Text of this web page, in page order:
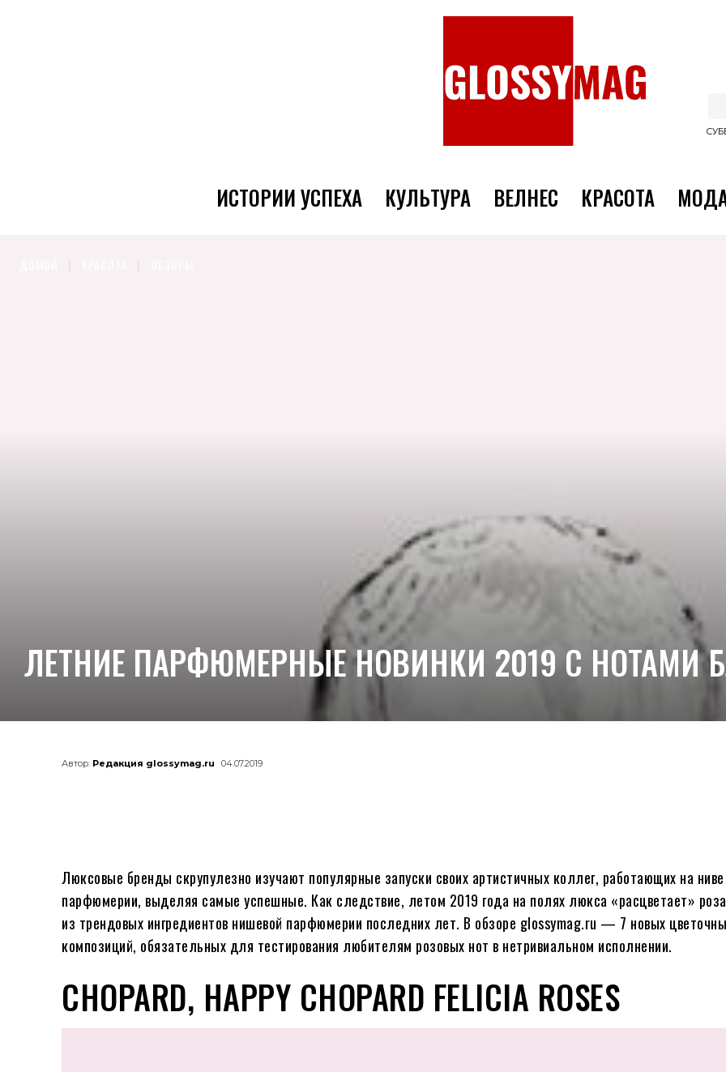
ИСТОРИИ УСПЕХА КУЛЬТУРА ВЕЛНЕС КРАСОТА
ЛЕТНИЕ ПАРФЮМЕРНЫЕ НОВИНКИ 2019 С НОТАМИ
Автор: Редакция glossymag.ru 04.07.2019
Люксовые бренды скрупулезно изучают популярные запуски своих артистичных коллег, работающих на
парфюмерии, выделяя самые успешные. Как следствие, летом 2019 года на полях люкса «расцветает»
из трендовых ингредиентов нишевой парфюмерии последних лет. В обзоре glossymag.ru — 7 новых
композиций, обязательных для тестирования любителям розовых нот в нетривиальном исполнении.
CHOPARD, HAPPY CHOPARD FELICIA ROSES